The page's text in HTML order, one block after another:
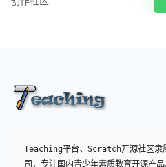
Teaching平台、Scratch开源社区隶
司，专注国内青少年素质教育开源产品